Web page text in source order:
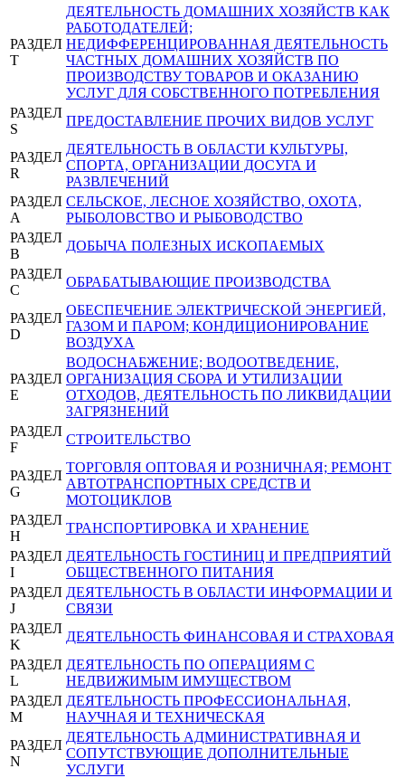
РАЗДЕЛ
T
ДЕЯТЕЛЬНОСТЬ ДОМАШНИХ ХОЗЯЙСТВ КАК
РАБОТОДАТЕЛЕЙ;
НЕДИФФЕРЕНЦИРОВАННАЯ ДЕЯТЕЛЬНОСТЬ
ЧАСТНЫХ ДОМАШНИХ ХОЗЯЙСТВ ПО
ПРОИЗВОДСТВУ ТОВАРОВ И ОКАЗАНИЮ
УСЛУГ ДЛЯ СОБСТВЕННОГО ПОТРЕБЛЕНИЯ
РАЗДЕЛ
S
ПРЕДОСТАВЛЕНИЕ ПРОЧИХ ВИДОВ УСЛУГ
РАЗДЕЛ
R
ДЕЯТЕЛЬНОСТЬ В ОБЛАСТИ КУЛЬТУРЫ,
СПОРТА, ОРГАНИЗАЦИИ ДОСУГА И
РАЗВЛЕЧЕНИЙ
РАЗДЕЛ
A
СЕЛЬСКОЕ, ЛЕСНОЕ ХОЗЯЙСТВО, ОХОТА,
РЫБОЛОВСТВО И РЫБОВОДСТВО
РАЗДЕЛ
B
ДОБЫЧА ПОЛЕЗНЫХ ИСКОПАЕМЫХ
РАЗДЕЛ
C
ОБРАБАТЫВАЮЩИЕ ПРОИЗВОДСТВА
РАЗДЕЛ
D
ОБЕСПЕЧЕНИЕ ЭЛЕКТРИЧЕСКОЙ ЭНЕРГИЕЙ,
ГАЗОМ И ПАРОМ; КОНДИЦИОНИРОВАНИЕ
ВОЗДУХА
РАЗДЕЛ
E
ВОДОСНАБЖЕНИЕ; ВОДООТВЕДЕНИЕ,
ОРГАНИЗАЦИЯ СБОРА И УТИЛИЗАЦИИ
ОТХОДОВ, ДЕЯТЕЛЬНОСТЬ ПО ЛИКВИДАЦИИ
ЗАГРЯЗНЕНИЙ
РАЗДЕЛ
F
СТРОИТЕЛЬСТВО
РАЗДЕЛ
G
ТОРГОВЛЯ ОПТОВАЯ И РОЗНИЧНАЯ; РЕМОНТ
АВТОТРАНСПОРТНЫХ СРЕДСТВ И
МОТОЦИКЛОВ
РАЗДЕЛ
H
ТРАНСПОРТИРОВКА И ХРАНЕНИЕ
РАЗДЕЛ
I
ДЕЯТЕЛЬНОСТЬ ГОСТИНИЦ И ПРЕДПРИЯТИЙ
ОБЩЕСТВЕННОГО ПИТАНИЯ
РАЗДЕЛ
J
ДЕЯТЕЛЬНОСТЬ В ОБЛАСТИ ИНФОРМАЦИИ И
СВЯЗИ
РАЗДЕЛ
K
ДЕЯТЕЛЬНОСТЬ ФИНАНСОВАЯ И СТРАХОВАЯ
РАЗДЕЛ
L
ДЕЯТЕЛЬНОСТЬ ПО ОПЕРАЦИЯМ С
НЕДВИЖИМЫМ ИМУЩЕСТВОМ
РАЗДЕЛ
M
ДЕЯТЕЛЬНОСТЬ ПРОФЕССИОНАЛЬНАЯ,
НАУЧНАЯ И ТЕХНИЧЕСКАЯ
РАЗДЕЛ
N
ДЕЯТЕЛЬНОСТЬ АДМИНИСТРАТИВНАЯ И
СОПУТСТВУЮЩИЕ ДОПОЛНИТЕЛЬНЫЕ
УСЛУГИ